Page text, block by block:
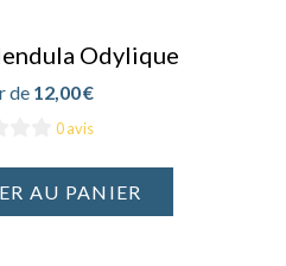
Odylique
12,00€
0 avis
AU PANIER